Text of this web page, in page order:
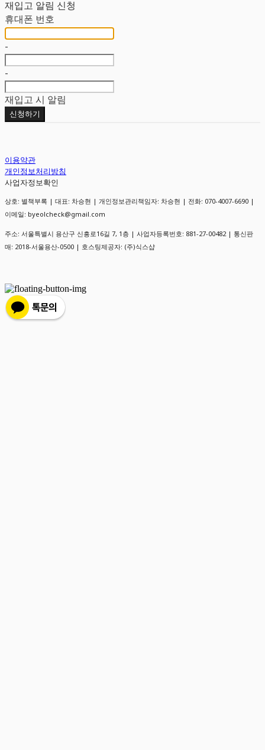
재입고 알림 신청
휴대폰 번호
-
-
재입고 시 알림
신청하기
이용약관
개인정보처리방침
사업자정보확인
상호: 별책부록 | 대표: 차승현 | 개인정보관리책임자: 차승현 | 전화: 070-4007-6690 |
이메일: byeolcheck@gmail.com
주소: 서울특별시 용산구 신흥로16길 7, 1층 | 사업자등록번호: 881-27-00482 | 통신판
매: 2018-서울용산-0500 | 호스팅제공자: (주)식스샵